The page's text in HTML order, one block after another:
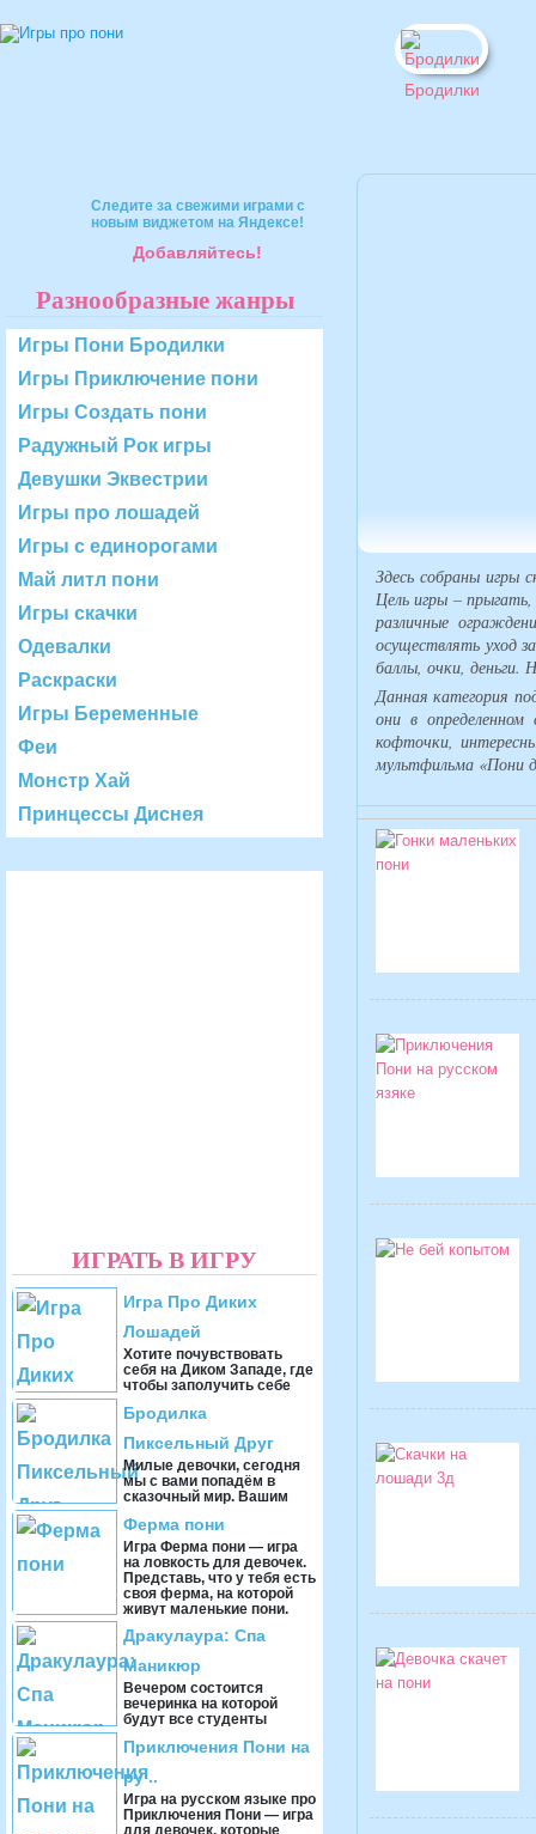
Бродилки
Здесь собраны игры
Цель игры –
различные
осуществлять уход
баллы, очки,
Данная категория
они в
кофточки,
мультфильма «Пони
Следите за свежими играми с
новым виджетом на Яндексе!
Добавляйтесь!
Разнообразные жанры
Игры Пони Бродилки
Игры Приключение пони
Игры Создать пони
Радужный Рок игры
Девушки Эквестрии
Игры про лошадей
Игры с единорогами
Май литл пони
Игры скачки
Одевалки
Раскраски
Игры Беременные
Феи
Монстр Хай
Принцессы Диснея
ИГРАТЬ В ИГРУ
Игра Про Диких
Лошадей
Хотите почувствовать
себя на Диком Западе, где
чтобы заполучить себе
угнаться за табуном
Бродилка
Пиксельный Друг
Милые девочки, сегодня
мы с вами попадём в
сказочный мир. Вашим
забавная консоль. Вы
будете исследовать
красивый ...
Ферма пони
Игра Ферма пони — игра
на ловкость для девочек.
Представь, что у тебя есть
своя ферма, на которой
живут маленькие пони.
Дракулаура: Спа
Маникюр
Вечером состоится
вечеринка на которой
будут все студенты
хотят выглядеть лучше
всех, поэтому
отправились го ...
Приключения Пони на
ру ..
Игра на русском языке про
Приключения Пони — игра
для девочек, которые